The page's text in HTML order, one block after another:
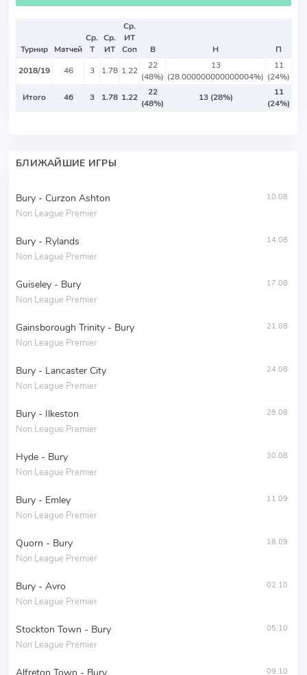
Турнир Матчей
Ср.
Т
Ср.
ИТ
Ср.
ИТ
Соп
В Н
П
2018/19
46 3 1.78 1.22
22
(48%)
13
(28.000000000000004%)
11
(24%)
Итого
46 3 1.78 1.22
22
(48%)
13 (28%)
11
(24%)
БЛИЖАЙШИЕ ИГРЫ
Bury - Curzon Ashton
Non League Premier
10.08
Bury - Rylands
Non League Premier
14.08
Guiseley - Bury
Non League Premier
17.08
Gainsborough Trinity - Bury
Non League Premier
21.08
Bury - Lancaster City
Non League Premier
24.08
Bury - Ilkeston
Non League Premier
28.08
Hyde - Bury
Non League Premier
30.08
Bury - Emley
Non League Premier
11.09
Quorn - Bury
Non League Premier
18.09
Bury - Avro
Non League Premier
02.10
Stockton Town - Bury
Non League Premier
05.10
09.10